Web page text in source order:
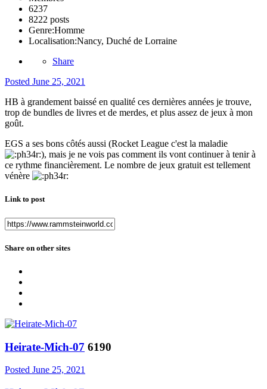
6237
8222 posts
Genre:Homme
Localisation:Nancy, Duché de Lorraine
Share
Posted June 25, 2021
HB à grandement baissé en qualité ces dernières années je trouve,
trop de bundles de livres et de merdes, et plus assez de jeux à mon
goût.
EGS a ses bons côtés aussi (Rocket League c'est la maladie
), mais je ne vois pas comment ils vont continuer à tenir à
ce rythme financièrement. Le nombre de jeux gratuit est tellement
vénère
Link to post
Share on other sites
Heirate-Mich-07 6190
Posted June 25, 2021